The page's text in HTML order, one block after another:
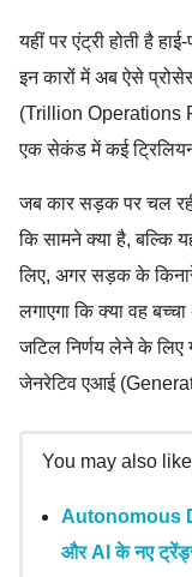
यहीं पर एंट्री होती है
इन कारों में अब ऐसे
(Trillion Operations
एक सेकंड में कई
जब कार सड़क पर चल
कि सामने क्या है, बल्कि
लिए, अगर सड़क के
लगाएगा कि क्या वह
जटिल निर्णय लेने के लिए
जेनरेटिव एआई
You may also
Autonomous
और AI के नए